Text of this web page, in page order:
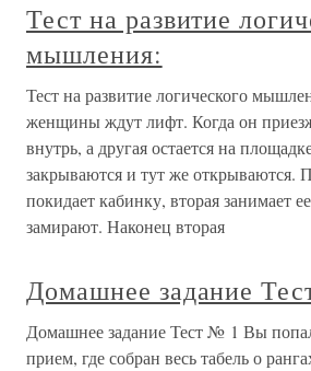
Тест на развитие
мышления:
Тест на развитие логического
женщины ждут лифт. Когда он
внутрь, а другая остается на
закрываются и тут же открываются.
покидает кабинку, вторая занимает
замирают. Наконец вторая
Домашнее задание
Домашнее задание Тест № 1 Вы
прием, где собран весь табель о